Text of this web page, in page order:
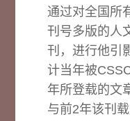
通过对全国所
刊号多版的人
刊，进行他引
计当年被
年所登载的文
与前2年该刊